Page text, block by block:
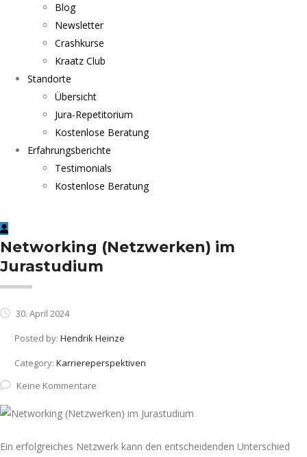
Blog
Newsletter
Crashkurse
Kraatz Club
Standorte
Übersicht
Jura-Repetitorium
Kostenlose Beratung
Erfahrungsberichte
Testimonials
Kostenlose Beratung
Networking (Netzwerken) im
Jurastudium
30. April 2024
Posted by: Hendrik Heinze
Category: Karriereperspektiven
Keine Kommentare
Ein erfolgreiches Netzwerk kann den entscheidenden Unterschied